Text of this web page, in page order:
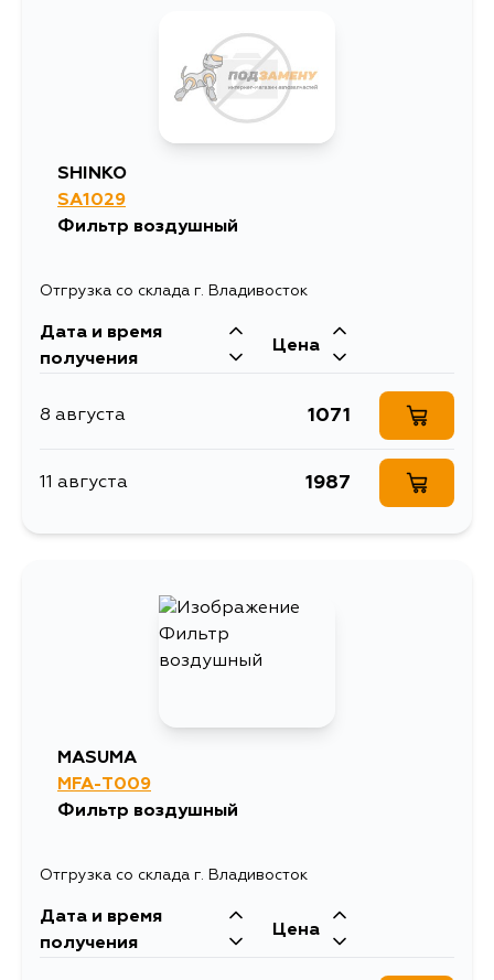
SHINKO
SA1029
Фильтр воздушный
Отгрузка со склада г. Владивосток
Дата и время
получения
Цена
8 августа 1071
11 августа 1987
MASUMA
MFA-T009
Фильтр воздушный
Отгрузка со склада г. Владивосток
Дата и время
получения
Цена